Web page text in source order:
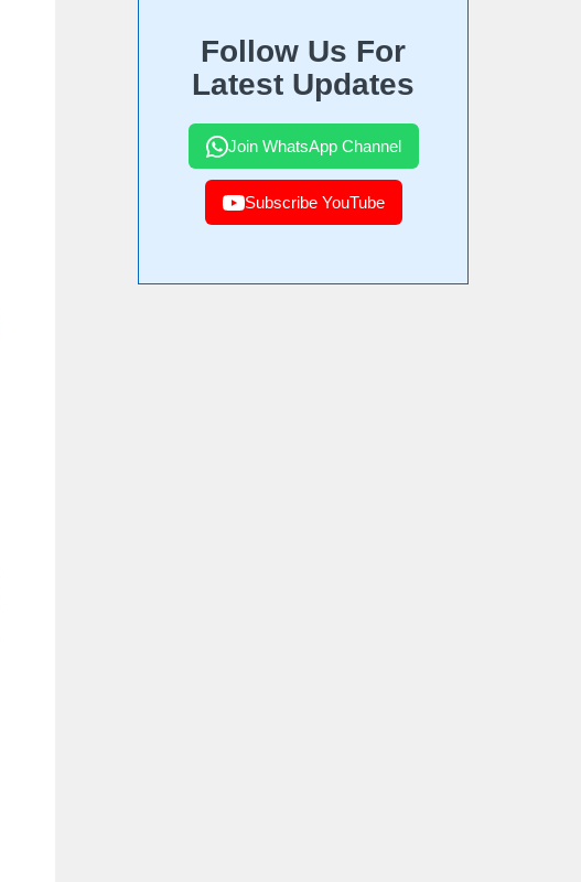
Follow Us For
Latest Updates
Join WhatsApp Channel
Subscribe YouTube